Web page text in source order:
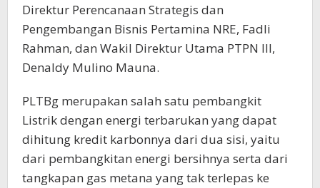
Direktur Perencanaan Strategis dan
Pengembangan Bisnis Pertamina NRE, Fadli
Rahman, dan Wakil Direktur Utama PTPN III,
Denaldy Mulino Mauna.
PLTBg merupakan salah satu pembangkit
Listrik dengan energi terbarukan yang dapat
dihitung kredit karbonnya dari dua sisi, yaitu
dari pembangkitan energi bersihnya serta dari
tangkapan gas metana yang tak terlepas ke